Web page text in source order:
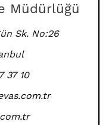
Müdürlüğü
Sk. No:26
37 10